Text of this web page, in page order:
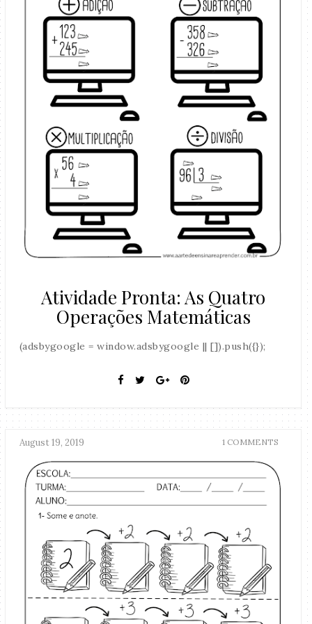
Atividade Pronta: As Quatro
Operações Matemáticas
(adsbygoogle = window.adsbygoogle || []).push({});
August 19, 2019 1 COMMENTS